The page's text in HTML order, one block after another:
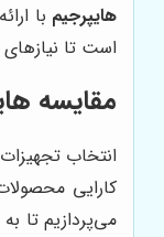
هایپرجیم با
است تا
مقایسه
انتخاب
کارایی